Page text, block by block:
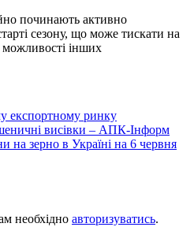
починають активно
сезону, що може тискати на
інших
експортному ринку
висівки – АПК-Інформ
на зерно в Україні на 6 червня
необхідно авторизуватись.